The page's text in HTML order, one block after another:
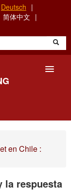
Deutsch
简体中文
en Chile :
la respuesta